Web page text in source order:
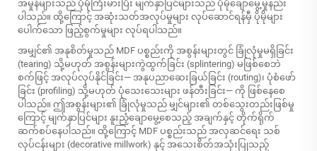
အမှုန်များသည် ပိုမိုကြီးမားပြီး မျက်နှာပြင်များသည် ပိုမိုချောမွေ့မှုနည်း
ပါသည်။ ထို့ကြောင့် အဆုံးသတ်အလုပ်မှုများ လုပ်ဆောင်ရန်မှီ ပိုမိုများ
ပေါက်သော ဖြည့်စွက်မှုများ လုပ်ရပါသည်။
အမျှင်၏ အနုစိတ်မှုသည် MDF ပစ္စည်းကို အစွန်းများတွင် ခြုံလုံမှုမရှိခြင်း
(tearing) သို့မဟုတ် အစွန်းများကွဲထွက်ခြင်း (splintering) မဖြစ်စေဘဲ
စက်ဖြင့် အလုပ်လုပ်နိုင်ခြင်း— အနုပညာဆေးခြယ်ခြင်း (routing)၊ ပုံစံဖော်
ခြင်း (profiling) သို့မဟုတ် ပုံသေးသေးများ ဖန်တီးခြင်း— ကို ဖြစ်နေစေ
ပါသည်။ ဤအစွန်းများ၏ ခြုံလုံမှုသည် မျှင်များ၏ တစ်သွေးတည်းဖြစ်မှု
ကြောင့် မျက်နှာပြင်များ နူးညံ့ချောမွေ့စေသည့် အချက်နှင့် တိုက်ရိုက်
ဆက်စပ်နေပါသည်။ ထို့ကြောင့် MDF ပစ္စည်းသည် အလှဆင်ရေး သစ်
လုပ်ငန်းများ (decorative millwork) နှင့် အသေးစိတ်အသုံးပြုသည့်